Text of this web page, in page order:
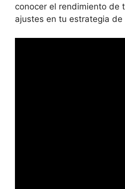
conocer el rendimiento de
ajustes en tu estrategia